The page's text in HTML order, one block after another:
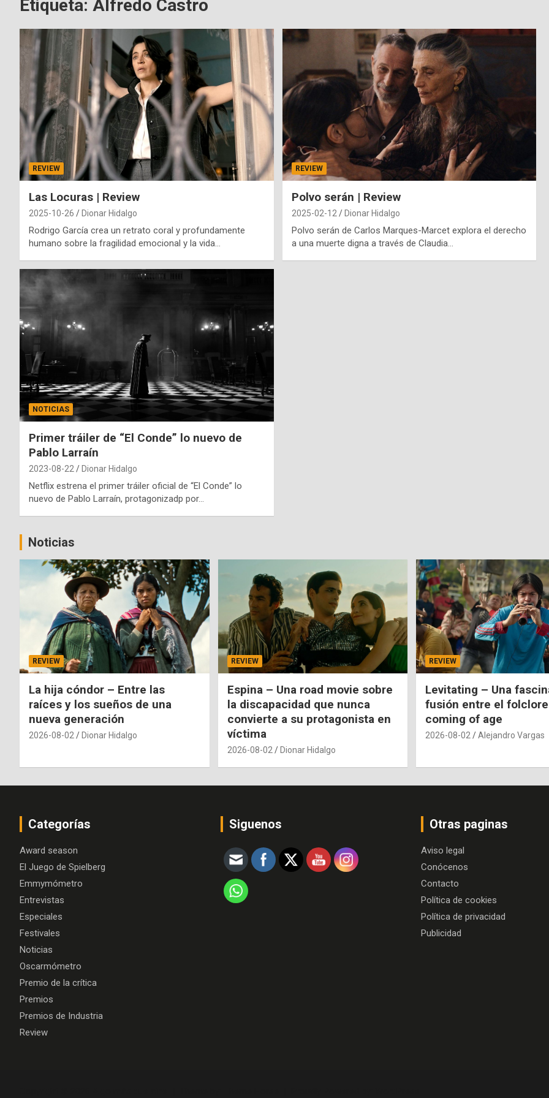
Etiqueta: Alfredo Castro
REVIEW
Las Locuras | Review
2025-10-26 Dionar Hidalgo
Rodrigo García crea un retrato coral y profundamente
humano sobre la fragilidad emocional y la vida…
REVIEW
Polvo serán | Review
2025-02-12 Dionar Hidalgo
Polvo serán de Carlos Marques-Marcet explora el derecho
a una muerte digna a través de Claudia…
NOTICIAS
Primer tráiler de “El Conde” lo nuevo de
Pablo Larraín
2023-08-22 Dionar Hidalgo
Netflix estrena el primer tráiler oficial de “El Conde” lo
nuevo de Pablo Larraín, protagonizadp por…
Noticias
REVIEW
La hija cóndor – Entre las
raíces y los sueños de una
nueva generación
2026-08-02 Dionar Hidalgo
REVIEW
Espina – Una road movie sobre
la discapacidad que nunca
convierte a su protagonista en
víctima
2026-08-02 Dionar Hidalgo
REVIEW
Levitating – Una
fusión entre el
coming of age
2026-08-02 Alejandro Vargas
Categorías
Award season
El Juego de Spielberg
Emmymómetro
Entrevistas
Especiales
Festivales
Noticias
Oscarmómetro
Premio de la crítica
Premios
Premios de Industria
Review
Siguenos Otras paginas
Aviso legal
Conócenos
Contacto
Política de cookies
Política de privacidad
Publicidad